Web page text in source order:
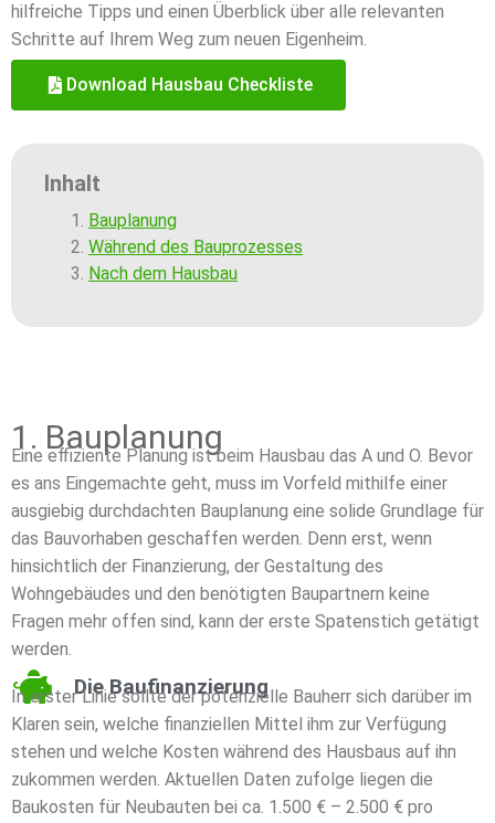
hilfreiche Tipps und einen Überblick über alle relevanten
Schritte auf Ihrem Weg zum neuen Eigenheim.
Download Hausbau Checkliste
Inhalt
Bauplanung
Während des Bauprozesses
Nach dem Hausbau
1. Bauplanung
Eine effiziente Planung ist beim Hausbau das A und O. Bevor
es ans Eingemachte geht, muss im Vorfeld mithilfe einer
ausgiebig durchdachten Bauplanung eine solide Grundlage für
das Bauvorhaben geschaffen werden. Denn erst, wenn
hinsichtlich der Finanzierung, der Gestaltung des
Wohngebäudes und den benötigten Baupartnern keine
Fragen mehr offen sind, kann der erste Spatenstich getätigt
werden.
Die Baufinanzierung
In erster Linie sollte der potenzielle Bauherr sich darüber im
Klaren sein, welche finanziellen Mittel ihm zur Verfügung
stehen und welche Kosten während des Hausbaus auf ihn
zukommen werden. Aktuellen Daten zufolge liegen die
Baukosten für Neubauten bei ca. 1.500 € – 2.500 € pro